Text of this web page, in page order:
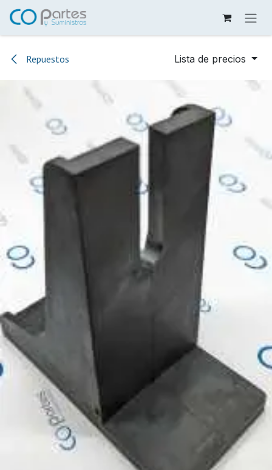
Ir al contenido
Repuestos Lista de precios